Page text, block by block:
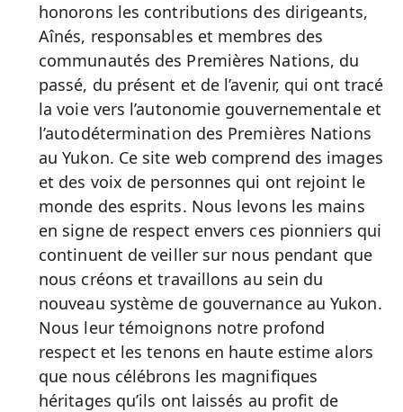
honorons les contributions des dirigeants,
Aînés, responsables et membres des
communautés des Premières Nations, du
passé, du présent et de l’avenir, qui ont tracé
la voie vers l’autonomie gouvernementale et
l’autodétermination des Premières Nations
au Yukon. Ce site web comprend des images
et des voix de personnes qui ont rejoint le
monde des esprits. Nous levons les mains
en signe de respect envers ces pionniers qui
continuent de veiller sur nous pendant que
nous créons et travaillons au sein du
nouveau système de gouvernance au Yukon.
Nous leur témoignons notre profond
respect et les tenons en haute estime alors
que nous célébrons les magnifiques
héritages qu’ils ont laissés au profit de